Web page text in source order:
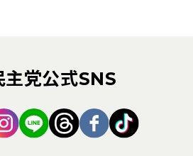
主党公式SNS
タブで開く）
しいタブで開く）
（新しいタブで開く）
（新しいタブで開く）
（新しいタブで開
（新しいタブ
（新しい